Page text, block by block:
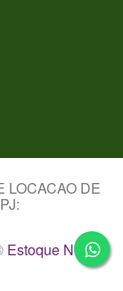
LOCACAO DE
Estoque NOW.